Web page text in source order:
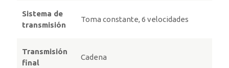
Sistema de
transmisión
Toma constante, 6 velocidades
Transmisión
final
Cadena